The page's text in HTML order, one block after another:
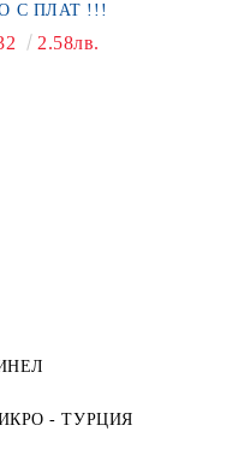
ПАПКА ДЕЛО С ПЛАТ !!!
2.58лв.
- ТУРЦИЯ